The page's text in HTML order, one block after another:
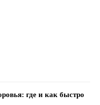
где и как быстро